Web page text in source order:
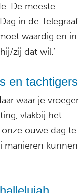
De meeste
in de Telegraaf
waardig en in
zij dat wil.’
en tachtigers
waar je vroeger
vlakbij het
ouwe dag te
manieren kunnen